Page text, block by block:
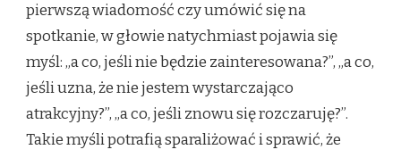
pierwszą wiadomość czy umówić się na
spotkanie, w głowie natychmiast pojawia się
myśl: „a co, jeśli nie będzie zainteresowana?”, „a co,
jeśli uzna, że nie jestem wystarczająco
atrakcyjny?”, „a co, jeśli znowu się rozczaruję?”.
Takie myśli potrafią sparaliżować i sprawić, że